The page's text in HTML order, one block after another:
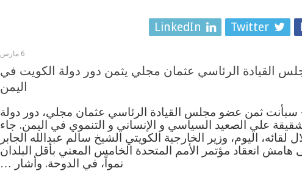
Twitter
LinkedIn
6 مارس
القيادة الرئاسي عثمان مجلي يثمن دور دولة الكويت في
اليمن
سبأنت ثمن عضو مجلس القيادة الرئاسي عثمان مجلي، دور دولة
علي الصعيد السياسي و الإنساني و التنموي في اليمن. جاء
لقائه، اليوم، وزير الخارجية الكويتي الشيخ سالم عبدالله الجابر
هامش انعقاد مؤتمر الأمم المتحدة الخامس المعني بأقل البلدان
نمواً، في الدوحة. وأشار …